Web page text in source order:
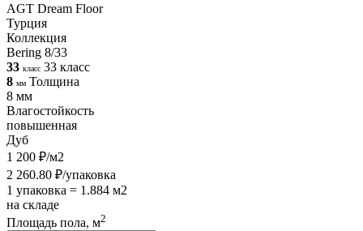
AGT Dream Floor
Турция
Коллекция
Bering 8/33
33 класс 33 класс
8 мм Толщина
8 мм
Влагостойкость
повышенная
Дуб
1 200 ₽/м2
2 260.80 ₽/упаковка
1 упаковка = 1.884 м2
на складе
Площадь пола, м2